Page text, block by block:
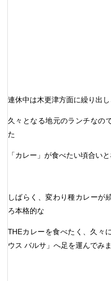
連休中は木更津方面に繰り出
久々となる地元のランチなの
た
「カレー」が食べたい頃合いと
しばらく、変わり種カレーが
ろ本格的な
THEカレーを食べたく、久々
ウス バルサ」へ足を運んでみま